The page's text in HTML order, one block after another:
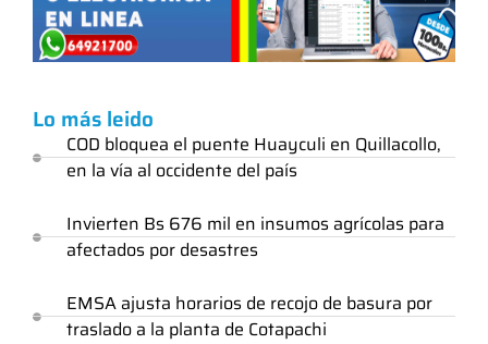
Lo más leido
COD bloquea el puente Huayculi en Quillacollo,
en la vía al occidente del país
Invierten Bs 676 mil en insumos agrícolas para
afectados por desastres
EMSA ajusta horarios de recojo de basura por
traslado a la planta de Cotapachi